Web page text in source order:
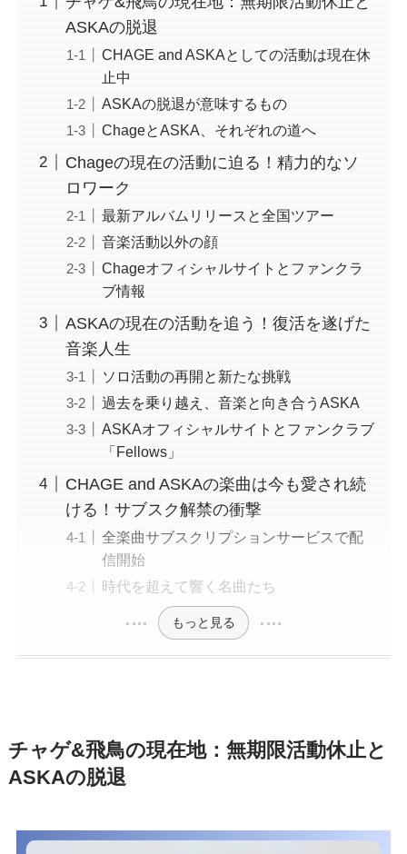
ASKAの脱退
CHAGE and ASKAとしての活動は現在休
止中
ASKAの脱退が意味するもの
ChageとASKA、それぞれの道へ
Chageの現在の活動に迫る！精力的なソ
ロワーク
最新アルバムリリースと全国ツアー
音楽活動以外の顔
Chageオフィシャルサイトとファンクラ
ブ情報
ASKAの現在の活動を追う！復活を遂げた
音楽人生
ソロ活動の再開と新たな挑戦
過去を乗り越え、音楽と向き合うASKA
ASKAオフィシャルサイトとファンクラブ
「Fellows」
CHAGE and ASKAの楽曲は今も愛され続
ける！サブスク解禁の衝撃
全楽曲サブスクリプションサービスで配
信開始
時代を超えて響く名曲たち
もっと見る
チャゲ&飛鳥の現在地：無期限活動休止と
ASKAの脱退